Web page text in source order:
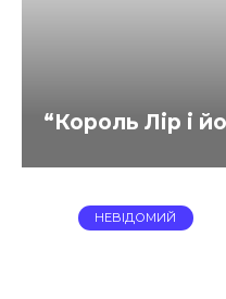
“Король Лір і
НЕВІДОМИЙ